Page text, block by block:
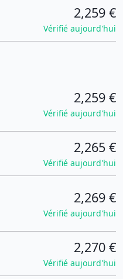
2,259 €
Vérifié aujourd'hui
2,259 €
Vérifié aujourd'hui
2,265 €
Vérifié aujourd'hui
2,269 €
Vérifié aujourd'hui
2,270 €
Vérifié aujourd'hui